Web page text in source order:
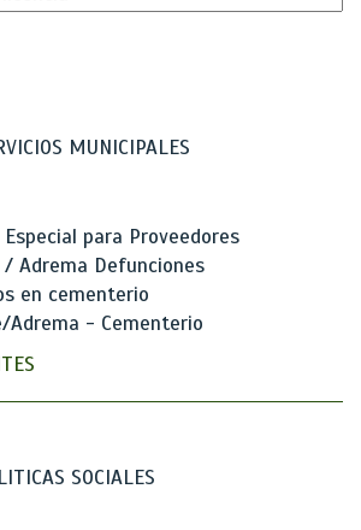
MUNICIPALES
para Proveedores
Adrema Defunciones
en cementerio
Adrema - Cementerio
SOCIALES